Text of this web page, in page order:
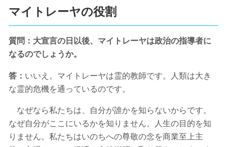
マイトレーヤの役割
質問：大宣言の日以後、マイトレーヤは政治の指導者に
なるのでしょうか。
答： いいえ。マイトレーヤは霊的教師です。人類は大き
な霊的危機を通っているのです。
なぜなら私たちは、自分が誰かを知らないからです。
なぜ自分がここにいるかを知りません。人生の目的を知
りません。私たちはいのちへの尊敬の念を商業至上主